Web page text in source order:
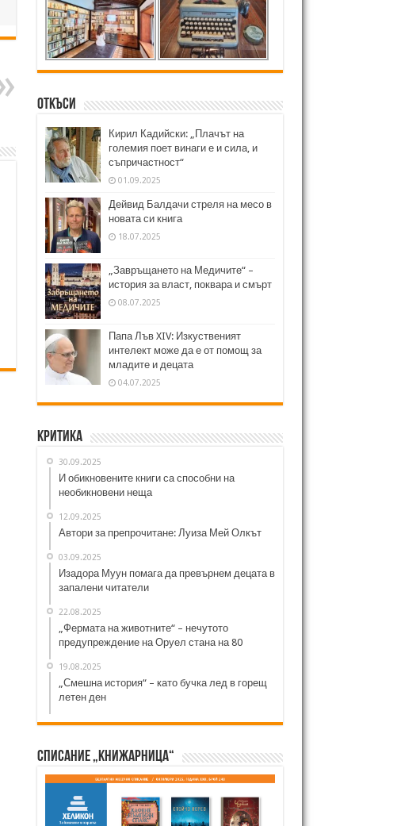
Откъси
Кирил Кадийски: „Плачът на
големия поет винаги е и сила, и
съпричастност“
01.09.2025
Дейвид Балдачи стреля на месо в
новата си книга
18.07.2025
„Завръщането на Медичите“ –
история за власт, поквара и смърт
08.07.2025
Папа Лъв XIV: Изкуственият
интелект може да е от помощ за
младите и децата
04.07.2025
Критика
30.09.2025
И обикновените книги са способни на
необикновени неща
12.09.2025
Автори за препрочитане: Луиза Мей Олкът
03.09.2025
Изадора Муун помага да превърнем децата в
запалени читатели
22.08.2025
„Фермата на животните“ – нечутото
предупреждение на Оруел стана на 80
19.08.2025
„Смешна история“ – като бучка лед в горещ
летен ден
Списание „Книжарница“